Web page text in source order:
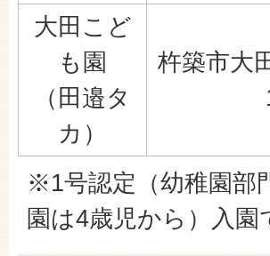
大田こど
も園
（田邉タ
カ）
杵築市大
※1号認定（幼稚園部
園は4歳児から）入園